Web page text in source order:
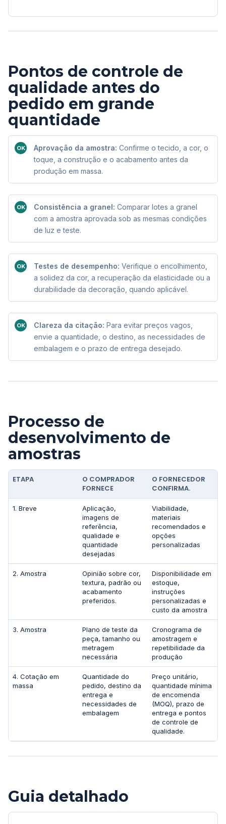
Pontos de controle de
qualidade antes do
pedido em grande
quantidade
OK Aprovação da amostra: Confirme o tecido, a cor, o
toque, a construção e o acabamento antes da
produção em massa.
OK Consistência a granel: Comparar lotes a granel
com a amostra aprovada sob as mesmas condições
de luz e teste.
OK Testes de desempenho: Verifique o encolhimento,
a solidez da cor, a recuperação da elasticidade ou a
durabilidade da decoração, quando aplicável.
OK Clareza da citação: Para evitar preços vagos,
envie a quantidade, o destino, as necessidades de
embalagem e o prazo de entrega desejado.
Processo de
desenvolvimento de
amostras
ETAPA
O COMPRADOR
FORNECE
O FORNECEDOR
CONFIRMA.
1. Breve
Aplicação,
imagens de
referência,
qualidade e
quantidade
desejadas
Viabilidade,
materiais
recomendados e
opções
personalizadas
2. Amostra
Opinião sobre cor,
textura, padrão ou
acabamento
preferidos.
Disponibilidade em
estoque,
instruções
personalizadas e
custo da amostra
3. Amostra
Plano de teste da
peça, tamanho ou
metragem
necessária
Cronograma de
amostragem e
repetibilidade da
produção
4. Cotação em
massa
Quantidade do
pedido, destino da
entrega e
necessidades de
embalagem
Preço unitário,
quantidade mínima
de encomenda
(MOQ), prazo de
entrega e pontos
de controle de
qualidade.
Guia detalhado